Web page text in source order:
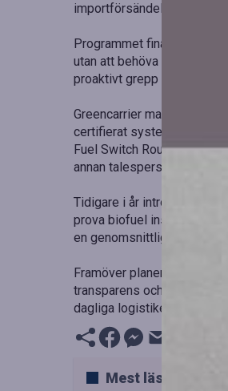
importförsändelse på dessa
Programmet finansieras
utan att behöva vidta
proaktivt grepp för att
Greencarrier matchar och
certifierat system. Detta
Fuel Switch Routes visar
annan talesperson.
Tidigare i år introducerade
prova biofuel insets utan
en genomsnittlig CO₂-
Framöver planerar
transparens och mätbara
dagliga logistiken”, avslutar
Mest lästa